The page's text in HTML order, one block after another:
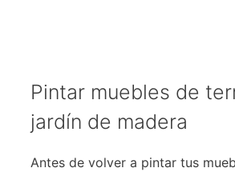
Pintar muebles de
jardín de madera
Antes de volver a pintar tus